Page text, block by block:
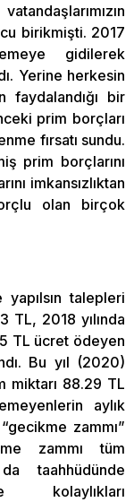
birikmişti. 2017
gidilerek
Yerine herkesin
bir
prim borçları
fırsatı sundu.
prim borçlarını
imkansızlıktan
olan birçok
talepleri
TL, 2018 yılında
TL ücret ödeyen
Bu yıl (2020)
miktarı 88.29 TL
aylık
zammı”
zammı tüm
taahhüdünde